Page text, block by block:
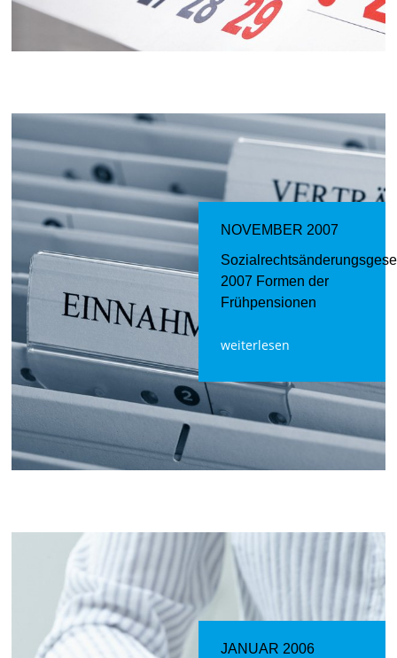
NOVEMBER 2007
2007 Formen der
Frühpensionen
weiterlesen
JANUAR 2006